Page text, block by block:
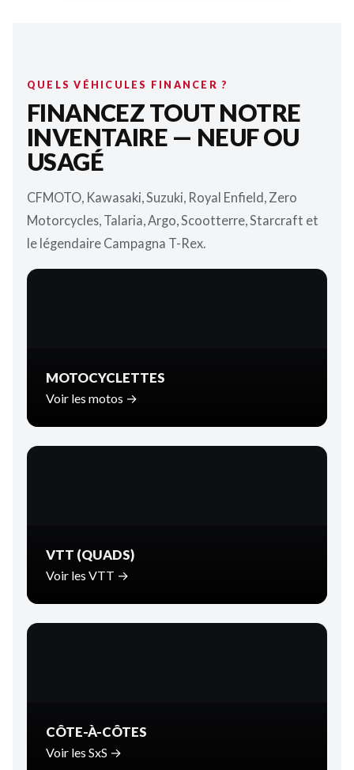
QUELS VÉHICULES FINANCER ?
FINANCEZ TOUT NOTRE
INVENTAIRE — NEUF OU
USAGÉ
CFMOTO, Kawasaki, Suzuki, Royal Enfield, Zero
Motorcycles, Talaria, Argo, Scootterre, Starcraft et
le légendaire Campagna T-Rex.
MOTOCYCLETTES
Voir les motos →
VTT (QUADS)
Voir les VTT →
CÔTE-À-CÔTES
Voir les SxS →